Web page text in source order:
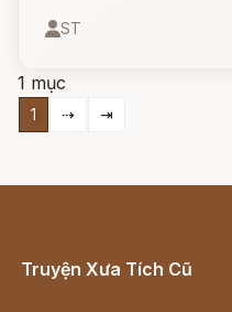
nơi ai cũng cho là
ST
1 mục
1 ⇢ ⇥
Truyện Xưa Tích Cũ